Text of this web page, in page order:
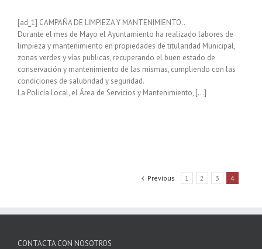
[ad_1] CAMPAÑA DE LIMPIEZA Y MANTENIMIENTO..
Durante el mes de Mayo el Ayuntamiento ha realizado labores de
limpieza y mantenimiento en propiedades de titularidad Municipal,
zonas verdes y vías publicas, recuperando el buen estado de
conservación y mantenimiento de las mismas, cumpliendo con las
condiciones de salubridad y seguridad.
La Policía Local, el Área de Servicios y Mantenimiento, […]
Previous 1 2 3 4
CONTACTA CON NOSOTROS